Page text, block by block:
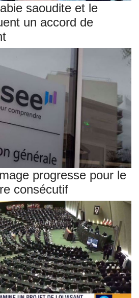
saoudite et le
un accord de
progresse pour le
consécutif